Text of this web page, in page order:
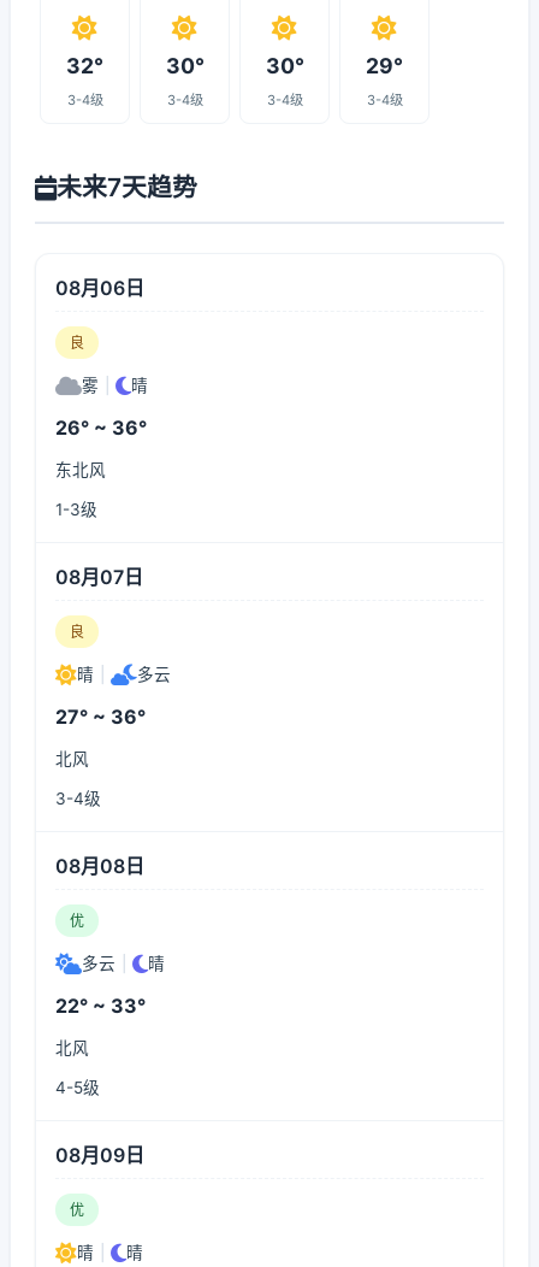
32°
3-4级
30°
3-4级
30°
3-4级
29°
3-4级
未来7天趋势
08月06日
良
雾 晴
26° ~ 36°
东北风
1-3级
08月07日
良
晴 多云
27° ~ 36°
北风
3-4级
08月08日
优
多云 晴
22° ~ 33°
北风
4-5级
08月09日
优
晴 晴